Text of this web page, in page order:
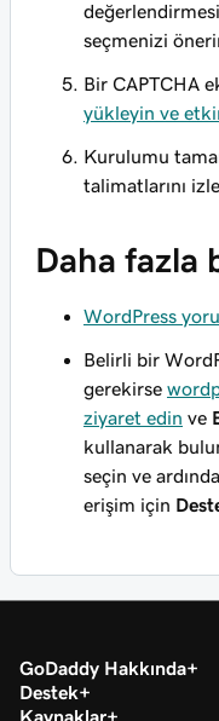
seçmenizi
Bir CAPTCHA
yükleyin ve
Kurulumu
talimatlarını
Daha fazla
WordPress
Belirli bir
gerekirse
ziyaret edin ve
kullanarak
seçin ve
erişim için
GoDaddy Hakkında
Destek
Kaynaklar